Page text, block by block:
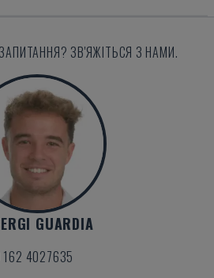
ЗВ'ЯЖІТЬСЯ З НАМИ.
GUARDIA
4027635